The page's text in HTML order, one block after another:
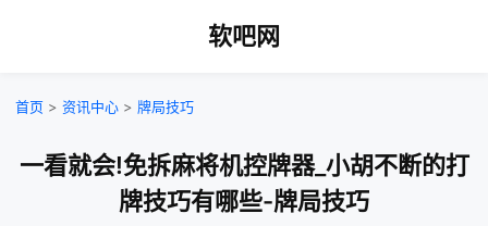
软吧网
首页 > 资讯中心 > 牌局技巧
一看就会!免拆麻将机控牌器_小胡不断的打
牌技巧有哪些-牌局技巧